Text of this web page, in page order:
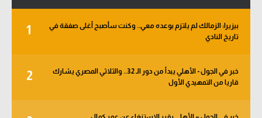
1
بيزيرا: الزمالك لم يلتزم بوعده معي.. وكنت سأصبح أغلى صفقة في
تاريخ النادي
2
خبر في الجول - الأهلي يبدأ من دور الـ 32.. والثلاثي المصري يشارك
قاريا من التمهيدي الأول